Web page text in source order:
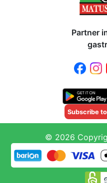
Partner
Subscribe
© 2026